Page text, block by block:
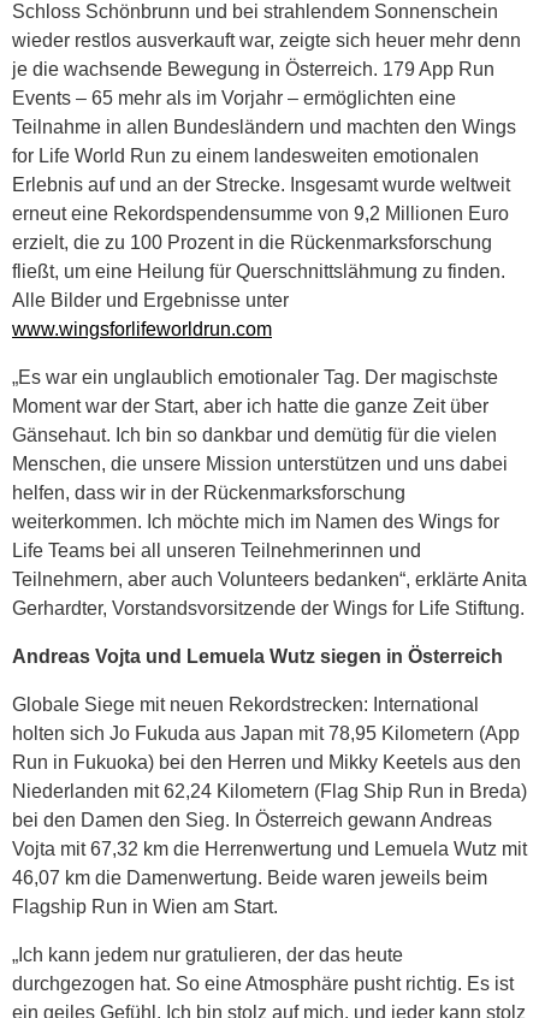
Schloss Schönbrunn und bei strahlendem Sonnenschein
wieder restlos ausverkauft war, zeigte sich heuer mehr denn
je die wachsende Bewegung in Österreich. 179 App Run
Events – 65 mehr als im Vorjahr – ermöglichten eine
Teilnahme in allen Bundesländern und machten den Wings
for Life World Run zu einem landesweiten emotionalen
Erlebnis auf und an der Strecke. Insgesamt wurde weltweit
erneut eine Rekordspendensumme von 9,2 Millionen Euro
erzielt, die zu 100 Prozent in die Rückenmarksforschung
fließt, um eine Heilung für Querschnittslähmung zu finden.
Alle Bilder und Ergebnisse unter
www.wingsforlifeworldrun.com
„Es war ein unglaublich emotionaler Tag. Der magischste
Moment war der Start, aber ich hatte die ganze Zeit über
Gänsehaut. Ich bin so dankbar und demütig für die vielen
Menschen, die unsere Mission unterstützen und uns dabei
helfen, dass wir in der Rückenmarksforschung
weiterkommen. Ich möchte mich im Namen des Wings for
Life Teams bei all unseren Teilnehmerinnen und
Teilnehmern, aber auch Volunteers bedanken“, erklärte Anita
Gerhardter, Vorstandsvorsitzende der Wings for Life Stiftung.
Andreas Vojta und Lemuela Wutz siegen in Österreich
Globale Siege mit neuen Rekordstrecken: International
holten sich Jo Fukuda aus Japan mit 78,95 Kilometern (App
Run in Fukuoka) bei den Herren und Mikky Keetels aus den
Niederlanden mit 62,24 Kilometern (Flag Ship Run in Breda)
bei den Damen den Sieg. In Österreich gewann Andreas
Vojta mit 67,32 km die Herrenwertung und Lemuela Wutz mit
46,07 km die Damenwertung. Beide waren jeweils beim
Flagship Run in Wien am Start.
„Ich kann jedem nur gratulieren, der das heute
durchgezogen hat. So eine Atmosphäre pusht richtig. Es ist
ein geiles Gefühl. Ich bin stolz auf mich, und jeder kann stolz